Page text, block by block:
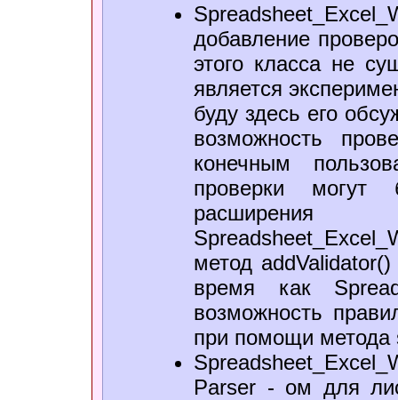
добавление
этого класса не
является
буду здесь его
возможность
конечным
проверки
метод
время как
возможность
при помощи метода
Parser - ом для